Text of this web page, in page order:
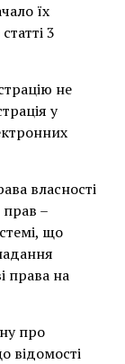
їх
3
не
у
власності
–
що
права на
про
відомості